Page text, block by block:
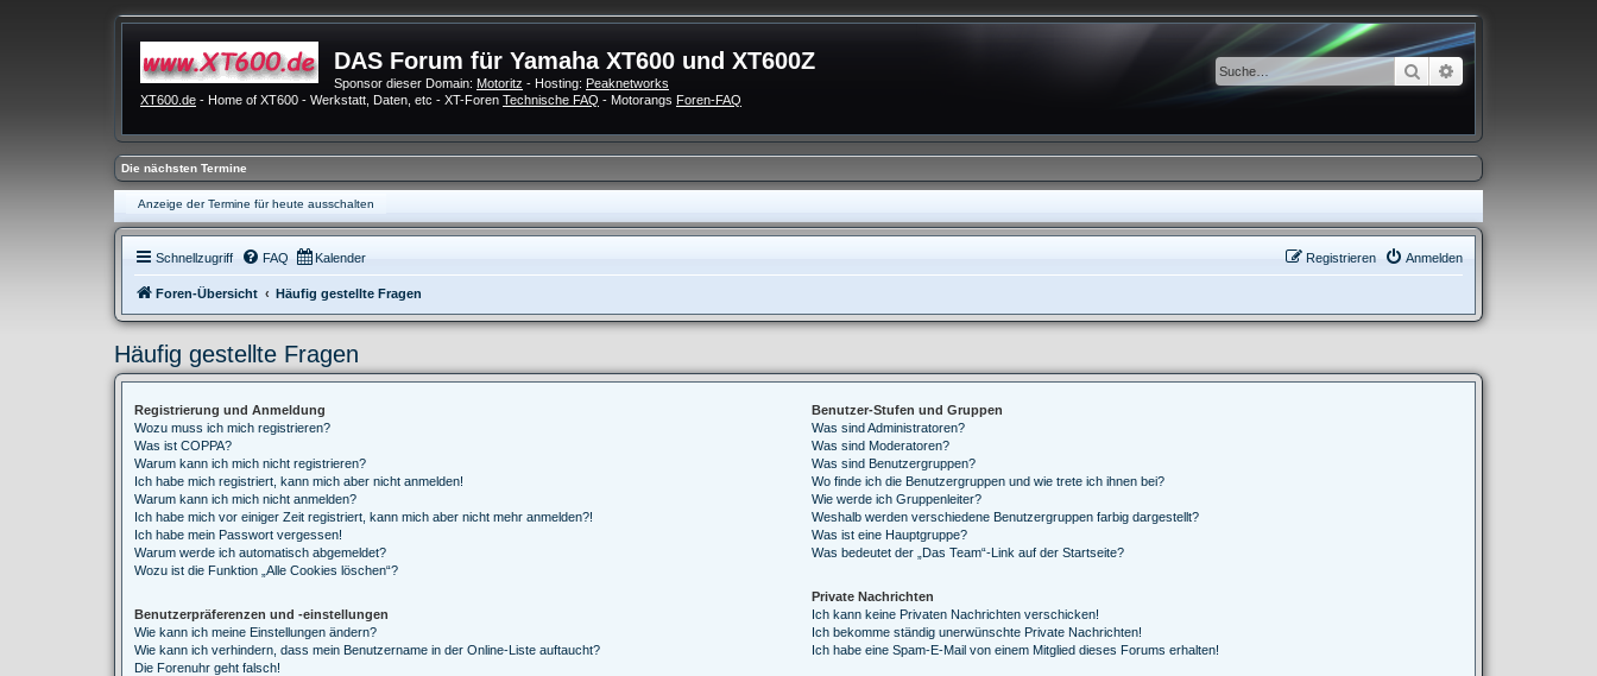
DAS Forum für Yamaha XT600 und XT600Z
Sponsor dieser Domain: Motoritz - Hosting: Peaknetworks
XT600.de - Home of XT600 - Werkstatt, Daten, etc - XT-Foren Technische FAQ - Motorangs Foren-FAQ
Suche Erweiterte Suche
Die nächsten Termine
Anzeige der Termine für heute ausschalten
Schnellzugriff FAQ Kalender Anmelden
Registrieren
Foren-Übersicht Häufig gestellte Fragen
Häufig gestellte Fragen
Registrierung und Anmeldung
Wozu muss ich mich registrieren?
Was ist COPPA?
Warum kann ich mich nicht registrieren?
Ich habe mich registriert, kann mich aber nicht anmelden!
Warum kann ich mich nicht anmelden?
Ich habe mich vor einiger Zeit registriert, kann mich aber nicht mehr anmelden?!
Ich habe mein Passwort vergessen!
Warum werde ich automatisch abgemeldet?
Wozu ist die Funktion „Alle Cookies löschen“?
Benutzerpräferenzen und -einstellungen
Wie kann ich meine Einstellungen ändern?
Wie kann ich verhindern, dass mein Benutzername in der Online-Liste auftaucht?
Die Forenuhr geht falsch!
Benutzer-Stufen und Gruppen
Was sind Administratoren?
Was sind Moderatoren?
Was sind Benutzergruppen?
Wo finde ich die Benutzergruppen und wie trete ich ihnen bei?
Wie werde ich Gruppenleiter?
Weshalb werden verschiedene Benutzergruppen farbig dargestellt?
Was ist eine Hauptgruppe?
Was bedeutet der „Das Team“-Link auf der Startseite?
Private Nachrichten
Ich kann keine Privaten Nachrichten verschicken!
Ich bekomme ständig unerwünschte Private Nachrichten!
Ich habe eine Spam-E-Mail von einem Mitglied dieses Forums erhalten!